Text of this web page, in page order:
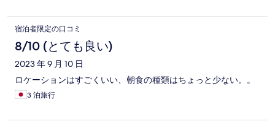
宿泊者限定の口コミ
8/10 (とても良い)
2023 年 9 月 10 日
ロケーションはすごくいい、朝食の種類はちょっと少ない。。
3 泊旅行